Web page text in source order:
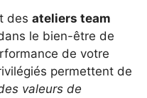
des ateliers team
le bien-être de
de votre
permettent de
valeurs de